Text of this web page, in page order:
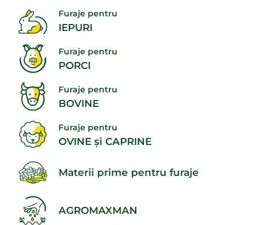
Furaje pentru
IEPURI
Furaje pentru
PORCI
Furaje pentru
BOVINE
Furaje pentru
OVINE și CAPRINE
Materii prime pentru furaje
AGROMAXMAN